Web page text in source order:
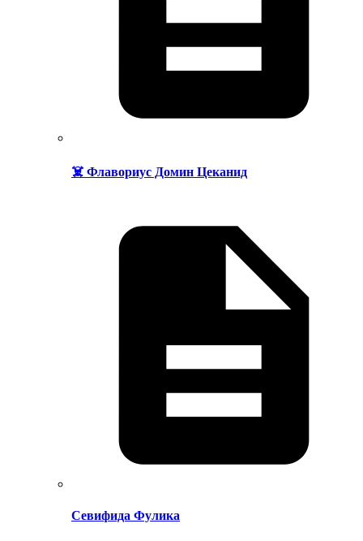
☠️ Флавориус Домин Цеканид
Севифида Фулика